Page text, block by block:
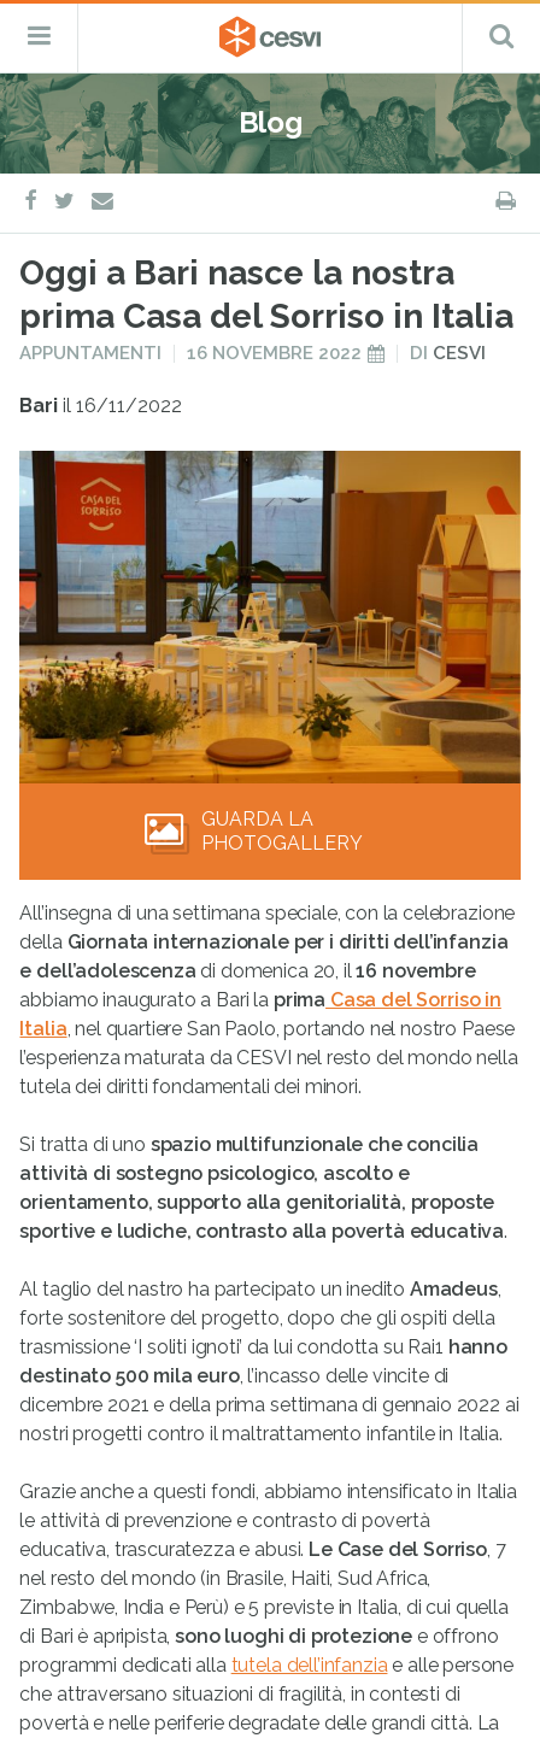
Salta
al
contenuto
CESVI
Fondazione
–
ETS
Cooperazione,
Emergenza
e
Sviluppo
Menu
Blog
facebook
twitter
e-
mail
Oggi a Bari nasce la nostra
prima Casa del Sorriso in Italia
PUBBLICATO
APPUNTAMENTI
PUBBLICATO
16 NOVEMBRE 2022 DI CESVI
Bari il 16/11/2022
GUARDA LA
PHOTOGALLERY
All’insegna di una settimana speciale, con la celebrazione
della Giornata internazionale per i diritti dell’infanzia
e dell’adolescenza di domenica 20, il16 novembre
abbiamo inaugurato a Bari la prima Casa del Sorriso in
Italia, nel quartiere San Paolo, portando nel nostro Paese
l’esperienza maturata da CESVI nel resto del mondo nella
tutela dei diritti fondamentali dei minori.
Si tratta di uno spazio multifunzionale che concilia
attività di sostegno psicologico, ascolto e
orientamento, supporto alla genitorialità, proposte
sportive e ludiche, contrasto alla povertà educativa.
Al taglio del nastro ha partecipato un inedito Amadeus,
forte sostenitore del progetto, dopo che gli ospiti della
trasmissione ‘I soliti ignoti’ da lui condotta su Rai1 hanno
destinato 500 mila euro, l’incasso delle vincite di
dicembre 2021 e della prima settimana di gennaio 2022 ai
nostri progetti contro il maltrattamento infantile in Italia.
Grazie anche a questi fondi, abbiamo intensificato in Italia
le attività di prevenzione e contrasto di povertà
educativa, trascuratezza e abusi. Le Case del Sorriso, 7
nel resto del mondo (in Brasile, Haiti, Sud Africa,
Zimbabwe, India e Perù) e 5 previste in Italia, di cui quella
di Bari è apripista,sono luoghi di protezione e offrono
programmi dedicati alla tutela dell’infanziae alle persone
che attraversano situazioni di fragilità, in contesti di
povertà e nelle periferie degradate delle grandi città. La